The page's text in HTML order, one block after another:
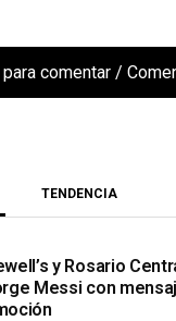
comentar
TENDENCIA
y Rosario
Messi con